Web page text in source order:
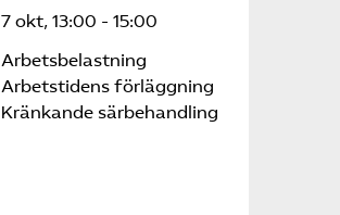
7 okt, 13:00 - 15:00
Arbetsbelastning
Arbetstidens förläggning
Kränkande särbehandling